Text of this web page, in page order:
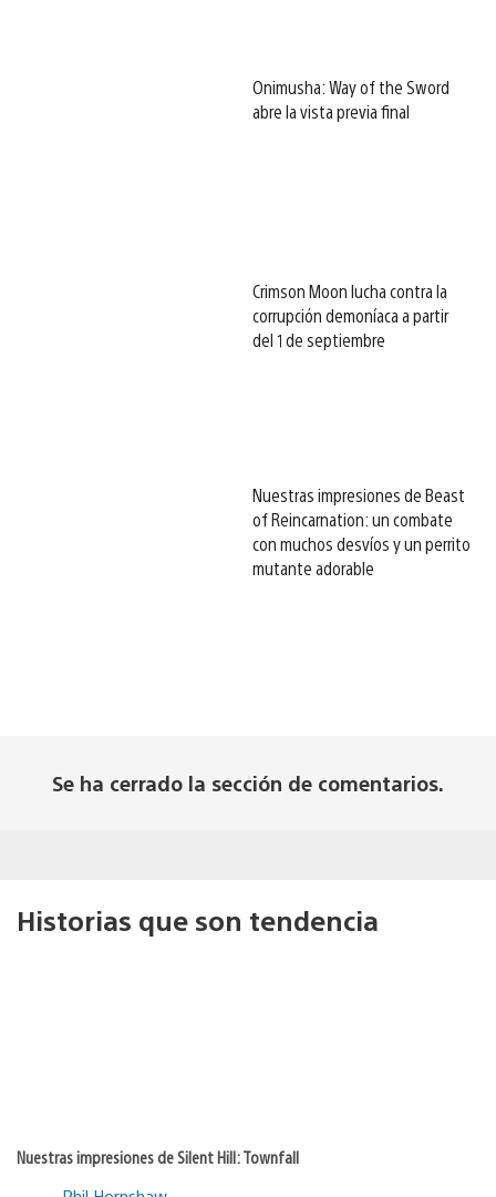
Onimusha: Way of the Sword
abre la vista previa final
Crimson Moon lucha contra la
corrupción demoníaca a partir
del 1 de septiembre
Nuestras impresiones de Beast
of Reincarnation: un combate
con muchos desvíos y un perrito
mutante adorable
Se ha cerrado la sección de comentarios.
Historias que son tendencia
Nuestras impresiones de Silent Hill: Townfall